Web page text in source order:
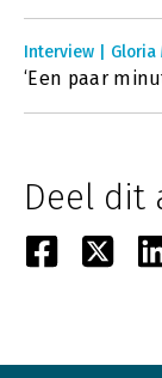
Interview | Gloria
‘Een paar
Deel dit